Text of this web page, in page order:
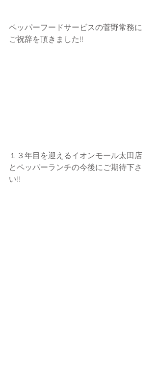
ペッパーフードサービスの菅野常務に
ご祝辞を頂きました!!
１３年目を迎えるイオンモール太田店
とペッパーランチの今後にご期待下さ
い!!